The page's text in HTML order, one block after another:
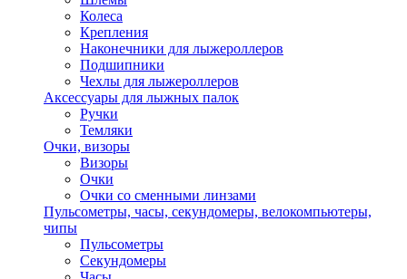
Колеса
Крепления
Наконечники для лыжероллеров
Подшипники
Чехлы для лыжероллеров
Аксессуары для лыжных палок
Ручки
Темляки
Очки, визоры
Визоры
Очки
Очки со сменными линзами
Пульсометры, часы, секундомеры, велокомпьютеры,
чипы
Пульсометры
Секундомеры